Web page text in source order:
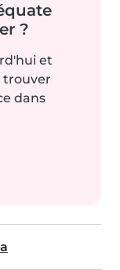
?
et
trouver
dans